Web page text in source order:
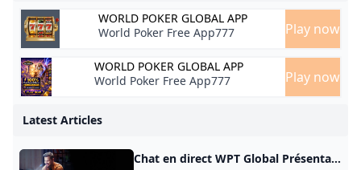
WORLD POKER GLOBAL APP
World Poker Free App777
Play now
WORLD POKER GLOBAL APP
World Poker Free App777
Play now
Latest Articles
Chat en direct WPT Global Présentation Dans le monde numérique moderne, le chat en direct est devenu un outil essentiel pour les entreprises qui souhaitent fournir une assistance immédiate à leurs clients. WPT Global, une entreprise leader dans l’industrie du jeu, reconnaît l’importance d’une communication efficace avec les joueurs. Pour améliorer l’expérience client et résoudre les problèmes rapidement, elle a introduit une fonction de chat en direct sur son site Web. Cet article explore les avantages et les fonctionnalités de l’option de chat en direct fournie par WPT Global.